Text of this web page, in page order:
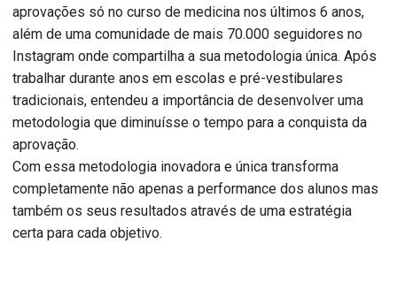
aprovações só no curso de medicina nos últimos 6 anos,
além de uma comunidade de mais 70.000 seguidores no
Instagram onde compartilha a sua metodologia única. Após
trabalhar durante anos em escolas e pré-vestibulares
tradicionais, entendeu a importância de desenvolver uma
metodologia que diminuísse o tempo para a conquista da
aprovação.
Com essa metodologia inovadora e única transforma
completamente não apenas a performance dos alunos mas
também os seus resultados através de uma estratégia
certa para cada objetivo.